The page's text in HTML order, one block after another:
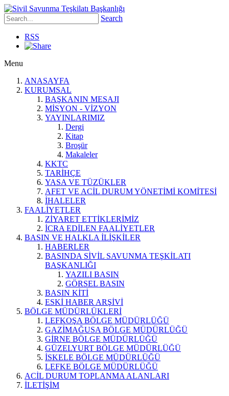
Search
RSS
Menu
ANASAYFA
KURUMSAL
BAŞKANIN MESAJI
MİSYON - VİZYON
YAYINLARIMIZ
Dergi
Kitap
Broşür
Makaleler
KKTC
TARİHÇE
YASA VE TÜZÜKLER
AFET VE ACİL DURUM YÖNETİMİ KOMİTESİ
İHALELER
FAALİYETLER
ZİYARET ETTİKLERİMİZ
İCRA EDİLEN FAALİYETLER
BASIN VE HALKLA İLİŞKİLER
HABERLER
BASINDA SİVİL SAVUNMA TEŞKİLATI
BAŞKANLIĞI
YAZILI BASIN
GÖRSEL BASIN
BASIN KİTİ
ESKİ HABER ARŞİVİ
BÖLGE MÜDÜRLÜKLERİ
LEFKOŞA BÖLGE MÜDÜRLÜĞÜ
GAZİMAĞUSA BÖLGE MÜDÜRLÜĞÜ
GİRNE BÖLGE MÜDÜRLÜĞÜ
GÜZELYURT BÖLGE MÜDÜRLÜĞÜ
İSKELE BÖLGE MÜDÜRLÜĞÜ
LEFKE BÖLGE MÜDÜRLÜĞÜ
ACİL DURUM TOPLANMA ALANLARI
İLETİŞİM